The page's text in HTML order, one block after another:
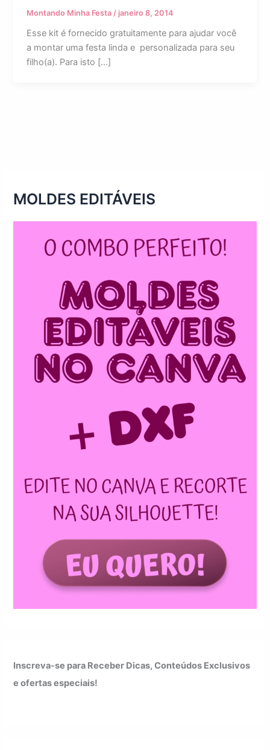
Montando Minha Festa / janeiro 8, 2014
Esse kit é fornecido gratuitamente para ajudar você
a montar uma festa linda e personalizada para seu
filho(a). Para isto […]
MOLDES EDITÁVEIS
Inscreva-se para Receber Dicas, Conteúdos Exclusivos
e ofertas especiais!